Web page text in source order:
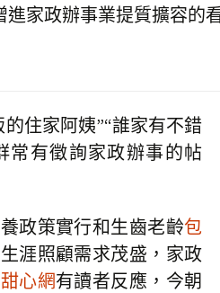
政辦事業提質擴容的
住家阿姨”“誰家有不錯
有徵詢家政辦事的帖
策實行和生齒老齡包
涯照顧需求茂盛，家政
甜心網有讀者反應，今朝